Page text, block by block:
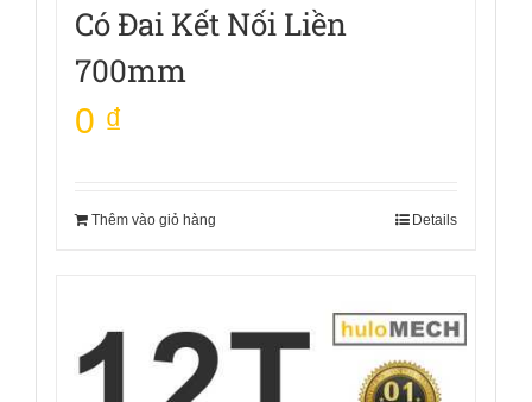
Có Đai Kết Nối Liền
700mm
0 ₫
Thêm vào giỏ hàng Details